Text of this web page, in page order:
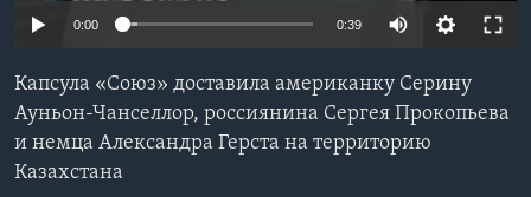
0:00 0:39
Капсула «Союз» доставила американку Серину
Ауньон-Чанселлор, россиянина Сергея Прокопьева
и немца Александра Герста на территорию
Казахстана